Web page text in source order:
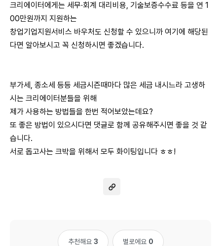
크리에이터에게는 세무·회계 대리비용, 기술보증수수료 등을 연 1
00만원까지 지원하는
창업기업지원서비스 바우처도 신청할 수 있으니까 여기에 해당된
다면 알아보시고 꼭 신청하시면 좋겠습니다.
부가세, 종소세 등등 세금시즌때마다 많은 세금 내시느라 고생하
시는 크리에이터분들을 위해
제가 사용하는 방법들을 한번 적어보았는데요?
또 좋은 방법이 있으시다면 댓글로 함께 공유해주시면 좋을 것 같
습니다.
서로 돕고사는 크박을 위해서 모두 화이팅입니다 ㅎㅎ!
추천해요 3 별로에요 0